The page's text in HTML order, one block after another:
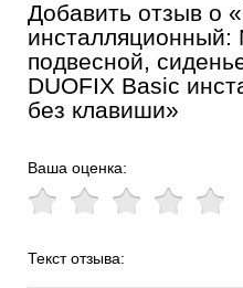
Добавить отзыв о
инсталляционный:
подвесной,
DUOFIX Basic
без клавиши»
Ваша оценка:
Текст отзыва: